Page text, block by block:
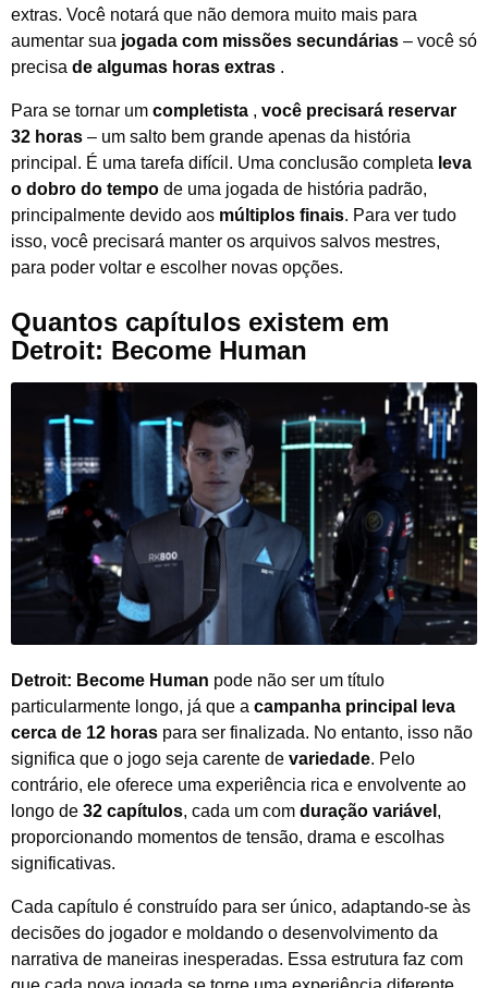
extras. Você notará que não demora muito mais para
aumentar sua jogada com missões secundárias – você só
precisa de algumas horas extras .
Para se tornar um completista , você precisará reservar
32 horas – um salto bem grande apenas da história
principal. É uma tarefa difícil. Uma conclusão completa leva
o dobro do tempo de uma jogada de história padrão,
principalmente devido aos múltiplos finais. Para ver tudo
isso, você precisará manter os arquivos salvos mestres,
para poder voltar e escolher novas opções.
Quantos capítulos existem em
Detroit: Become Human
Detroit: Become Human pode não ser um título
particularmente longo, já que a campanha principal leva
cerca de 12 horas para ser finalizada. No entanto, isso não
significa que o jogo seja carente de variedade. Pelo
contrário, ele oferece uma experiência rica e envolvente ao
longo de 32 capítulos, cada um com duração variável ,
proporcionando momentos de tensão, drama e escolhas
significativas.
Cada capítulo é construído para ser único, adaptando-se às
decisões do jogador e moldando o desenvolvimento da
narrativa de maneiras inesperadas. Essa estrutura faz com